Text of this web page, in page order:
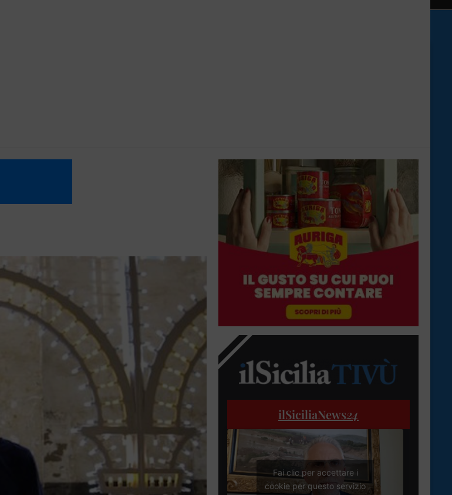
ilSiciliaNews24
Fai clic per accettare i
cookie per questo servizio